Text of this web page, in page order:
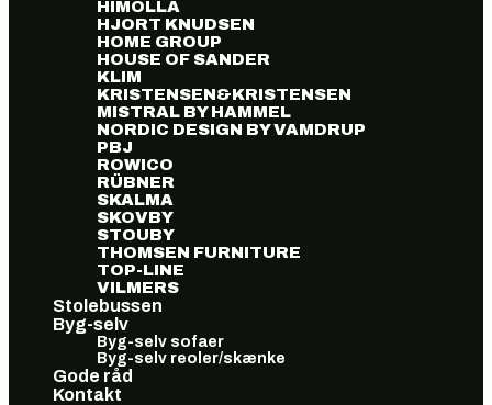
HIMOLLA
HJORT KNUDSEN
HOME GROUP
HOUSE OF SANDER
KLIM
KRISTENSEN&KRISTENSEN
MISTRAL BY HAMMEL
NORDIC DESIGN BY VAMDRUP
PBJ
ROWICO
RÜBNER
SKALMA
SKOVBY
STOUBY
THOMSEN FURNITURE
TOP-LINE
VILMERS
Stolebussen
Byg-selv
Byg-selv sofaer
Byg-selv reoler/skænke
Gode råd
Kontakt